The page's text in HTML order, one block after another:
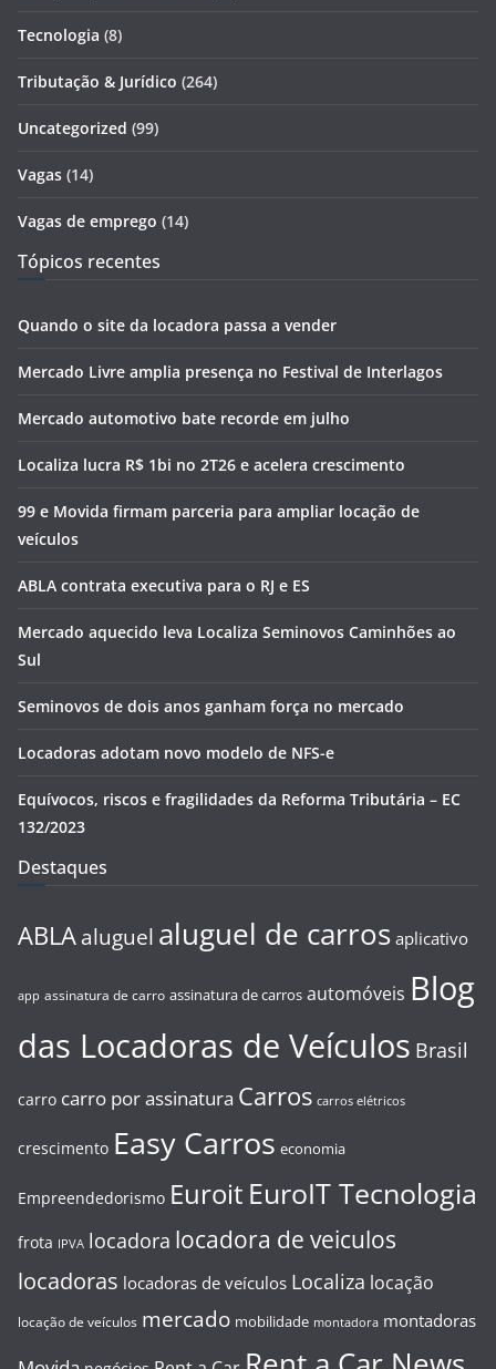
Tecnologia (8)
Tributação & Jurídico (264)
Uncategorized (99)
Vagas (14)
Vagas de emprego (14)
Tópicos recentes
Quando o site da locadora passa a vender
Mercado Livre amplia presença no Festival de Interlagos
Mercado automotivo bate recorde em julho
Localiza lucra R$ 1bi no 2T26 e acelera crescimento
99 e Movida firmam parceria para ampliar locação de
veículos
ABLA contrata executiva para o RJ e ES
Mercado aquecido leva Localiza Seminovos Caminhões ao
Sul
Seminovos de dois anos ganham força no mercado
Locadoras adotam novo modelo de NFS-e
Equívocos, riscos e fragilidades da Reforma Tributária – EC
132/2023
Destaques
ABLA aluguel aluguel de carros aplicativo
app assinatura de carro assinatura de carros automóveis Blog
das Locadoras de Veículos Brasil
carro carro por assinatura Carros carros elétricos
crescimento Easy Carros economia
Empreendedorismo Euroit EuroIT Tecnologia
frota IPVA locadora locadora de veiculos
locadoras locadoras de veículos Localiza locação
locação de veículos mercado mobilidade montadora montadoras